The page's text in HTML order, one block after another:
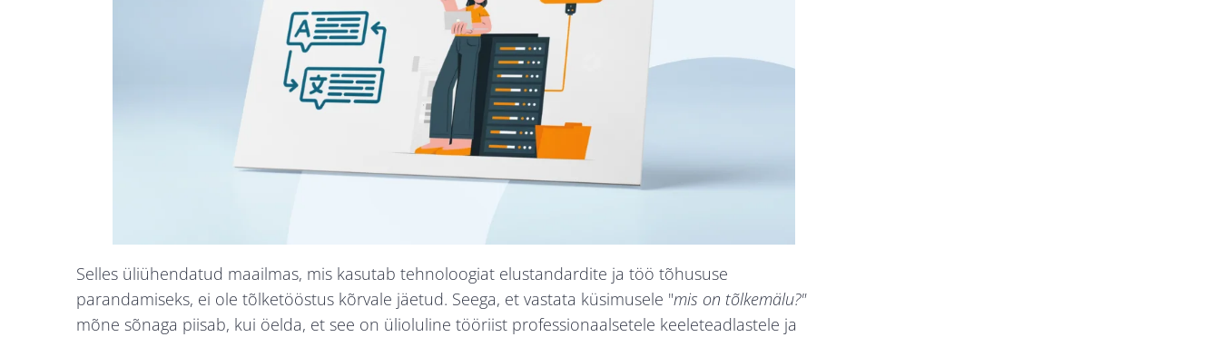
Selles üliühendatud maailmas, mis kasutab tehnoloogiat elustandardite ja töö tõhususe
parandamiseks, ei ole tõlketööstus kõrvale jäetud. Seega, et vastata küsimusele "mis on tõlkemälu?"
mõne sõnaga piisab, kui öelda, et see on ülioluline tööriist professionaalsetele keeleteadlastele ja